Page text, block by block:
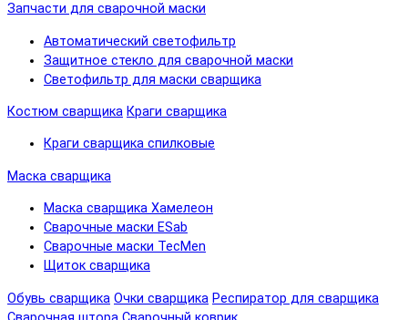
Запчасти для сварочной маски
Автоматический светофильтр
Защитное стекло для сварочной маски
Светофильтр для маски сварщика
Костюм сварщика Краги сварщика
Краги сварщика спилковые
Маска сварщика
Маска сварщика Хамелеон
Сварочные маски ESab
Сварочные маски TecMen
Щиток сварщика
Обувь сварщика Очки сварщика Респиратор для сварщика